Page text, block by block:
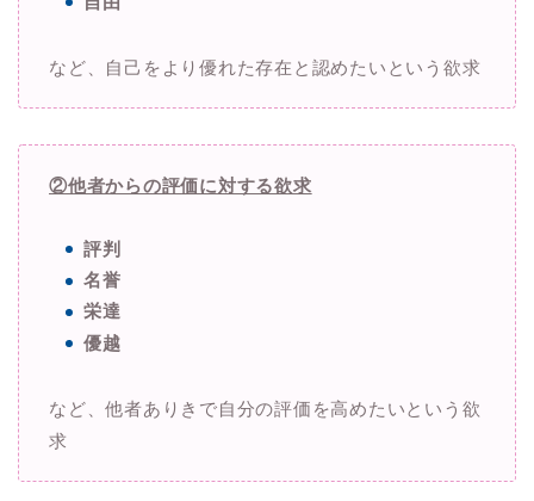
など、自己をより優れた存在と認めたいという欲求
②他者からの評価に対する欲求
評判
名誉
栄達
優越
など、他者ありきで自分の評価を高めたいという欲
求